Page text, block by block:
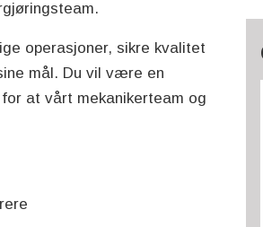
operasjoner, sikre kvalitet
mål. Du vil være en
at vårt mekanikerteam og